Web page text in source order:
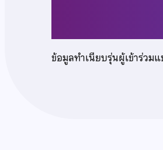
ข้อมูลทำเนียบรุ่นผู้เข้าร่วม